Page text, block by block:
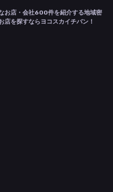
お店・会社600件を紹介する地域密
店を探すならヨコスカイチバン！